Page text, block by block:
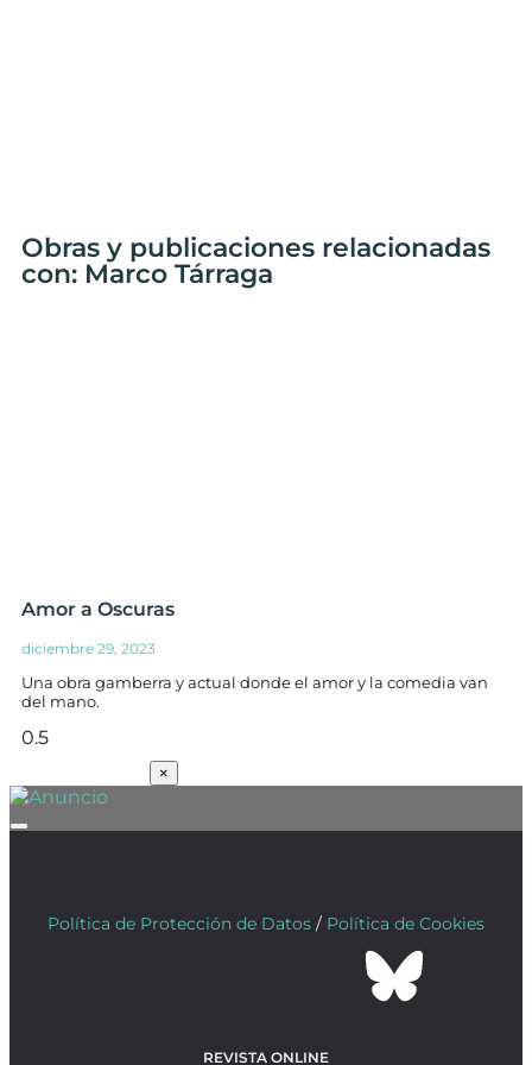
Obras y publicaciones relacionadas
con: Marco Tárraga
Amor a Oscuras
diciembre 29, 2023
Una obra gamberra y actual donde el amor y la comedia van
del mano.
×
Política de Protección de Datos / Política de Cookies
REVISTA ONLINE